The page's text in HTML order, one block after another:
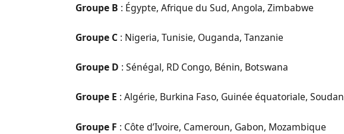
Groupe B : Égypte, Afrique du Sud, Angola, Zimbabwe
Groupe C : Nigeria, Tunisie, Ouganda, Tanzanie
Groupe D : Sénégal, RD Congo, Bénin, Botswana
Groupe E : Algérie, Burkina Faso, Guinée équatoriale, Soudan
Groupe F : Côte d’Ivoire, Cameroun, Gabon, Mozambique